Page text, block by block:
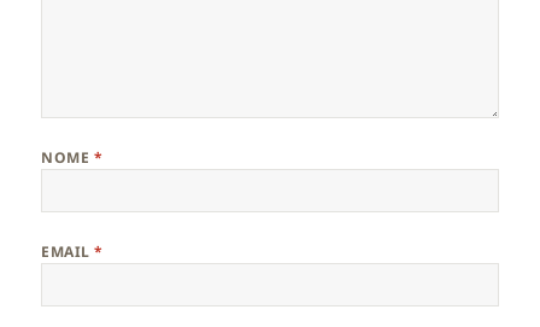
NOME *
EMAIL*